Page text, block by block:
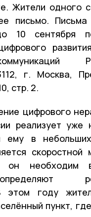
Жители одного
письмо.
10 сентября
г. Москва,
стр. 2.
цифрового
реализует уже
ему в
скоростной
он необходим
этом году
пункт,